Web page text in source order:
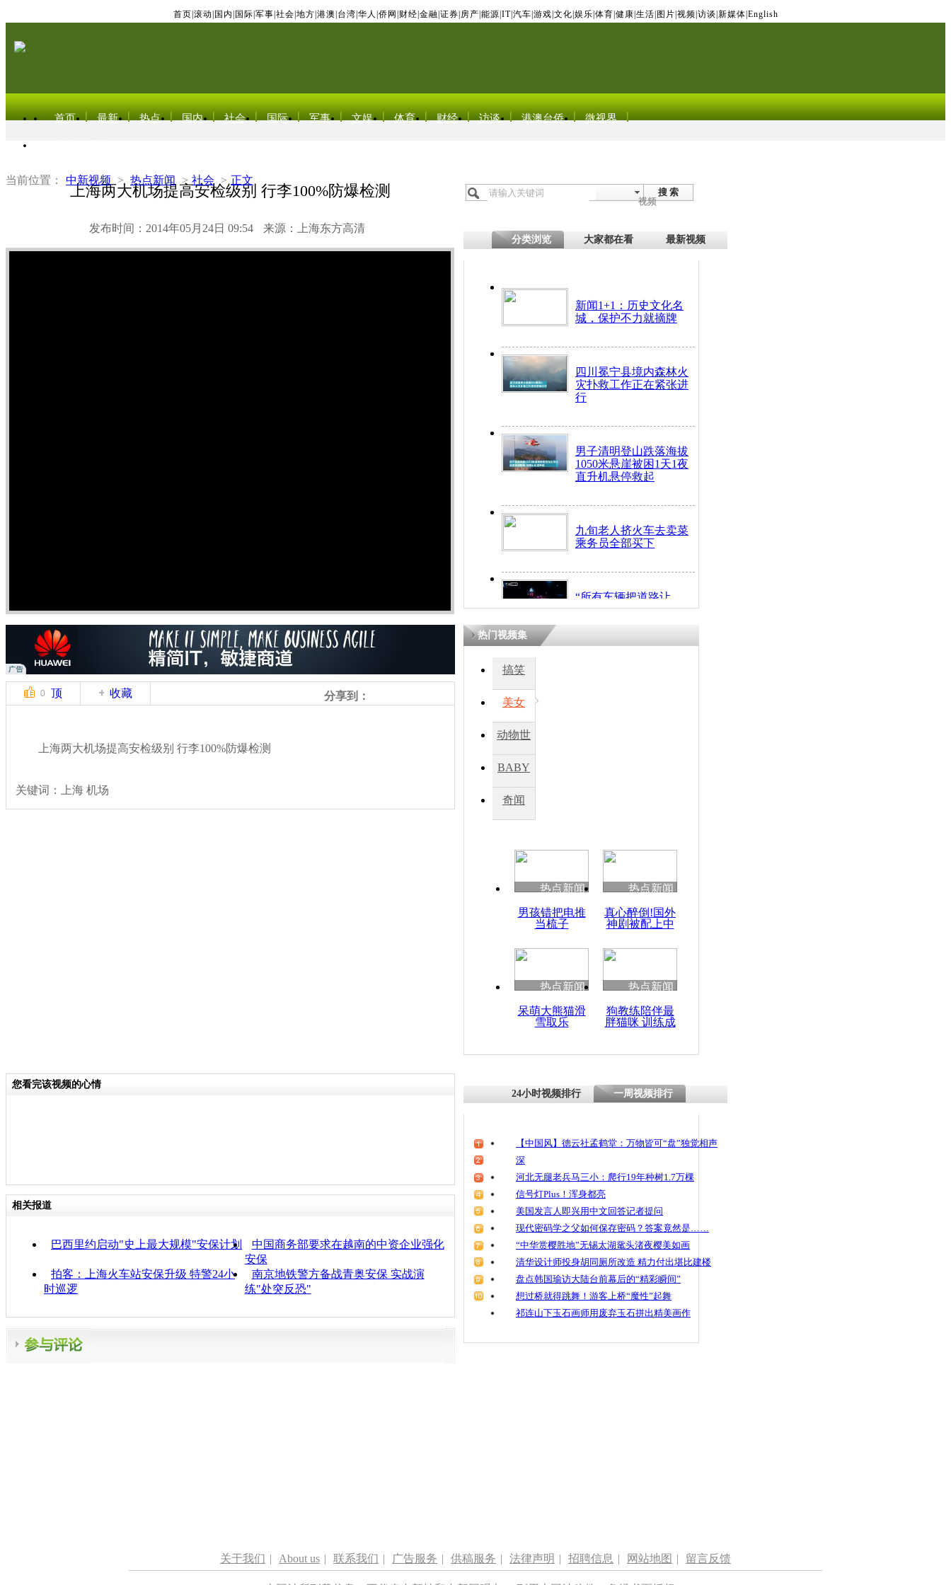
首页 滚动 国内 国际 军事 社会 地方 港澳 台湾 华人 侨网 财经 金融 证券 房产 能源 IT| 汽车 游戏 文化 娱乐 体育 健康 生活 图片 视频 访谈 新媒体 English
首页 最新 热点 国内 社会 国际 军事 文娱 体育 财经 访谈 港澳台侨 微视界
当前位置： 中新视频 > 热点新闻 > 社会 > 正文
上海两大机场提高安检级别 行李100%防爆检测
发布时间：2014年05月24日 09:54 来源：上海东方高清
搜 索
视频
分类浏览 大家都在看 最新视频
新闻1+1：历史文化名
城，保护不力就摘牌
四川冕宁县境内森林火
灾扑救工作正在紧张进
行
男子清明登山跌落海拔
1050米悬崖被困1天1夜
直升机悬停救起
九旬老人挤火车去卖菜
乘务员全部买下
“所有车辆把道路让
开！”儿童突发疾病交
因
度苗族花山节
魂
0 顶 收藏 分享到：
上海两大机场提高安检级别 行李100%防爆检测
关键词：上海 机场
热门视频集
搞笑
美女
动物世
BABY
秀
奇闻
热点新闻
男孩错把电推
当梳子
热点新闻
真心醉倒!国外
神剧被配上中
热点新闻
呆萌大熊猫滑
雪取乐
热点新闻
狗教练陪伴最
胖猫咪 训练成
您看完该视频的心情
相关报道
巴西里约启动"史上最大规模"安保计划
中国商务部要求在越南的中资企业强化
安保
拍客：上海火车站安保升级 特警24小
时巡逻
南京地铁警方备战青奥安保 实战演
练"处突反恐"
24小时视频排行 一周视频排行
【中国风】德云社孟鹤堂：万物皆可“盘”独觉相声
深
河北无腿老兵马三小：爬行19年种树1.7万棵
信号灯Plus！浑身都亮
美国发言人即兴用中文回答记者提问
现代密码学之父如何保存密码？答案竟然是……
“中华赏樱胜地”无锡太湖鼋头渚夜樱美如画
清华设计师投身胡同厕所改造 精力付出堪比建楼
盘点韩国瑜访大陆台前幕后的“精彩瞬间”
想过桥就得跳舞！游客上桥“魔性”起舞
祁连山下玉石画师用废弃玉石拼出精美画作
关于我们 | About us | 联系我们 | 广告服务 | 供稿服务 | 法律声明 | 招聘信息 | 网站地图 | 留言反馈